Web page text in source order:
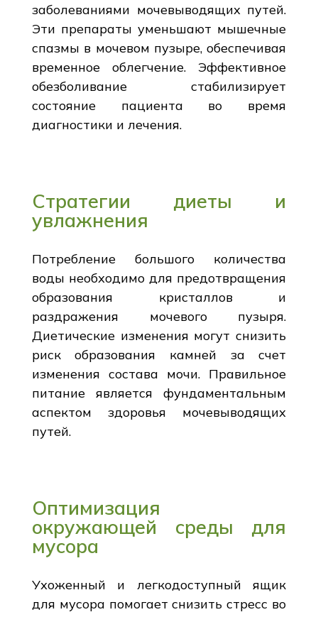
заболеваниями мочевыводящих путей.
Эти препараты уменьшают мышечные
спазмы в мочевом пузыре, обеспечивая
временное облегчение. Эффективное
обезболивание стабилизирует
состояние пациента во время
диагностики и лечения.
Стратегии диеты и
увлажнения
Потребление большого количества
воды необходимо для предотвращения
образования кристаллов и
раздражения мочевого пузыря.
Диетические изменения могут снизить
риск образования камней за счет
изменения состава мочи. Правильное
питание является фундаментальным
аспектом здоровья мочевыводящих
путей.
Оптимизация
окружающей среды для
мусора
Ухоженный и легкодоступный ящик
для мусора помогает снизить стресс во